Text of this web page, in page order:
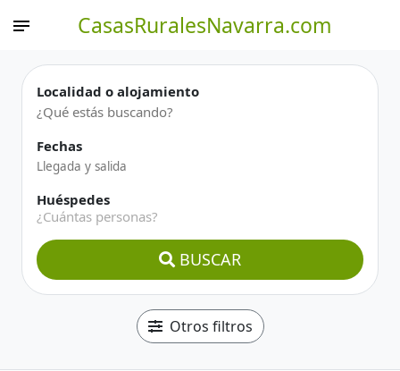
CasasRuralesNavarra.com
Localidad o alojamiento
Fechas
Huéspedes
¿Cuántas personas?
BUSCAR
Otros filtros